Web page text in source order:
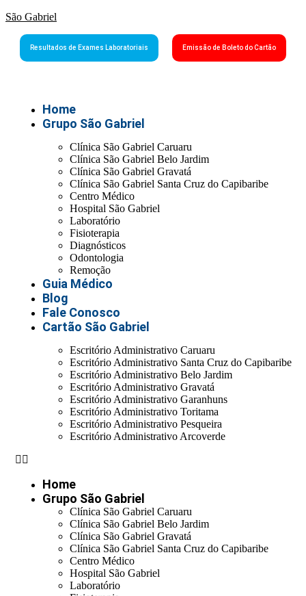
São Gabriel
Resultados de Exames Laboratoriais Emissão de Boleto do Cartão
Home
Grupo São Gabriel
Clínica São Gabriel Caruaru
Clínica São Gabriel Belo Jardim
Clínica São Gabriel Gravatá
Clínica São Gabriel Santa Cruz do Capibaribe
Centro Médico
Hospital São Gabriel
Laboratório
Fisioterapia
Diagnósticos
Odontologia
Remoção
Guia Médico
Blog
Fale Conosco
Cartão São Gabriel
Escritório Administrativo Caruaru
Escritório Administrativo Santa Cruz do Capibaribe
Escritório Administrativo Belo Jardim
Escritório Administrativo Gravatá
Escritório Administrativo Garanhuns
Escritório Administrativo Toritama
Escritório Administrativo Pesqueira
Escritório Administrativo Arcoverde
Home
Grupo São Gabriel
Clínica São Gabriel Caruaru
Clínica São Gabriel Belo Jardim
Clínica São Gabriel Gravatá
Clínica São Gabriel Santa Cruz do Capibaribe
Centro Médico
Hospital São Gabriel
Laboratório